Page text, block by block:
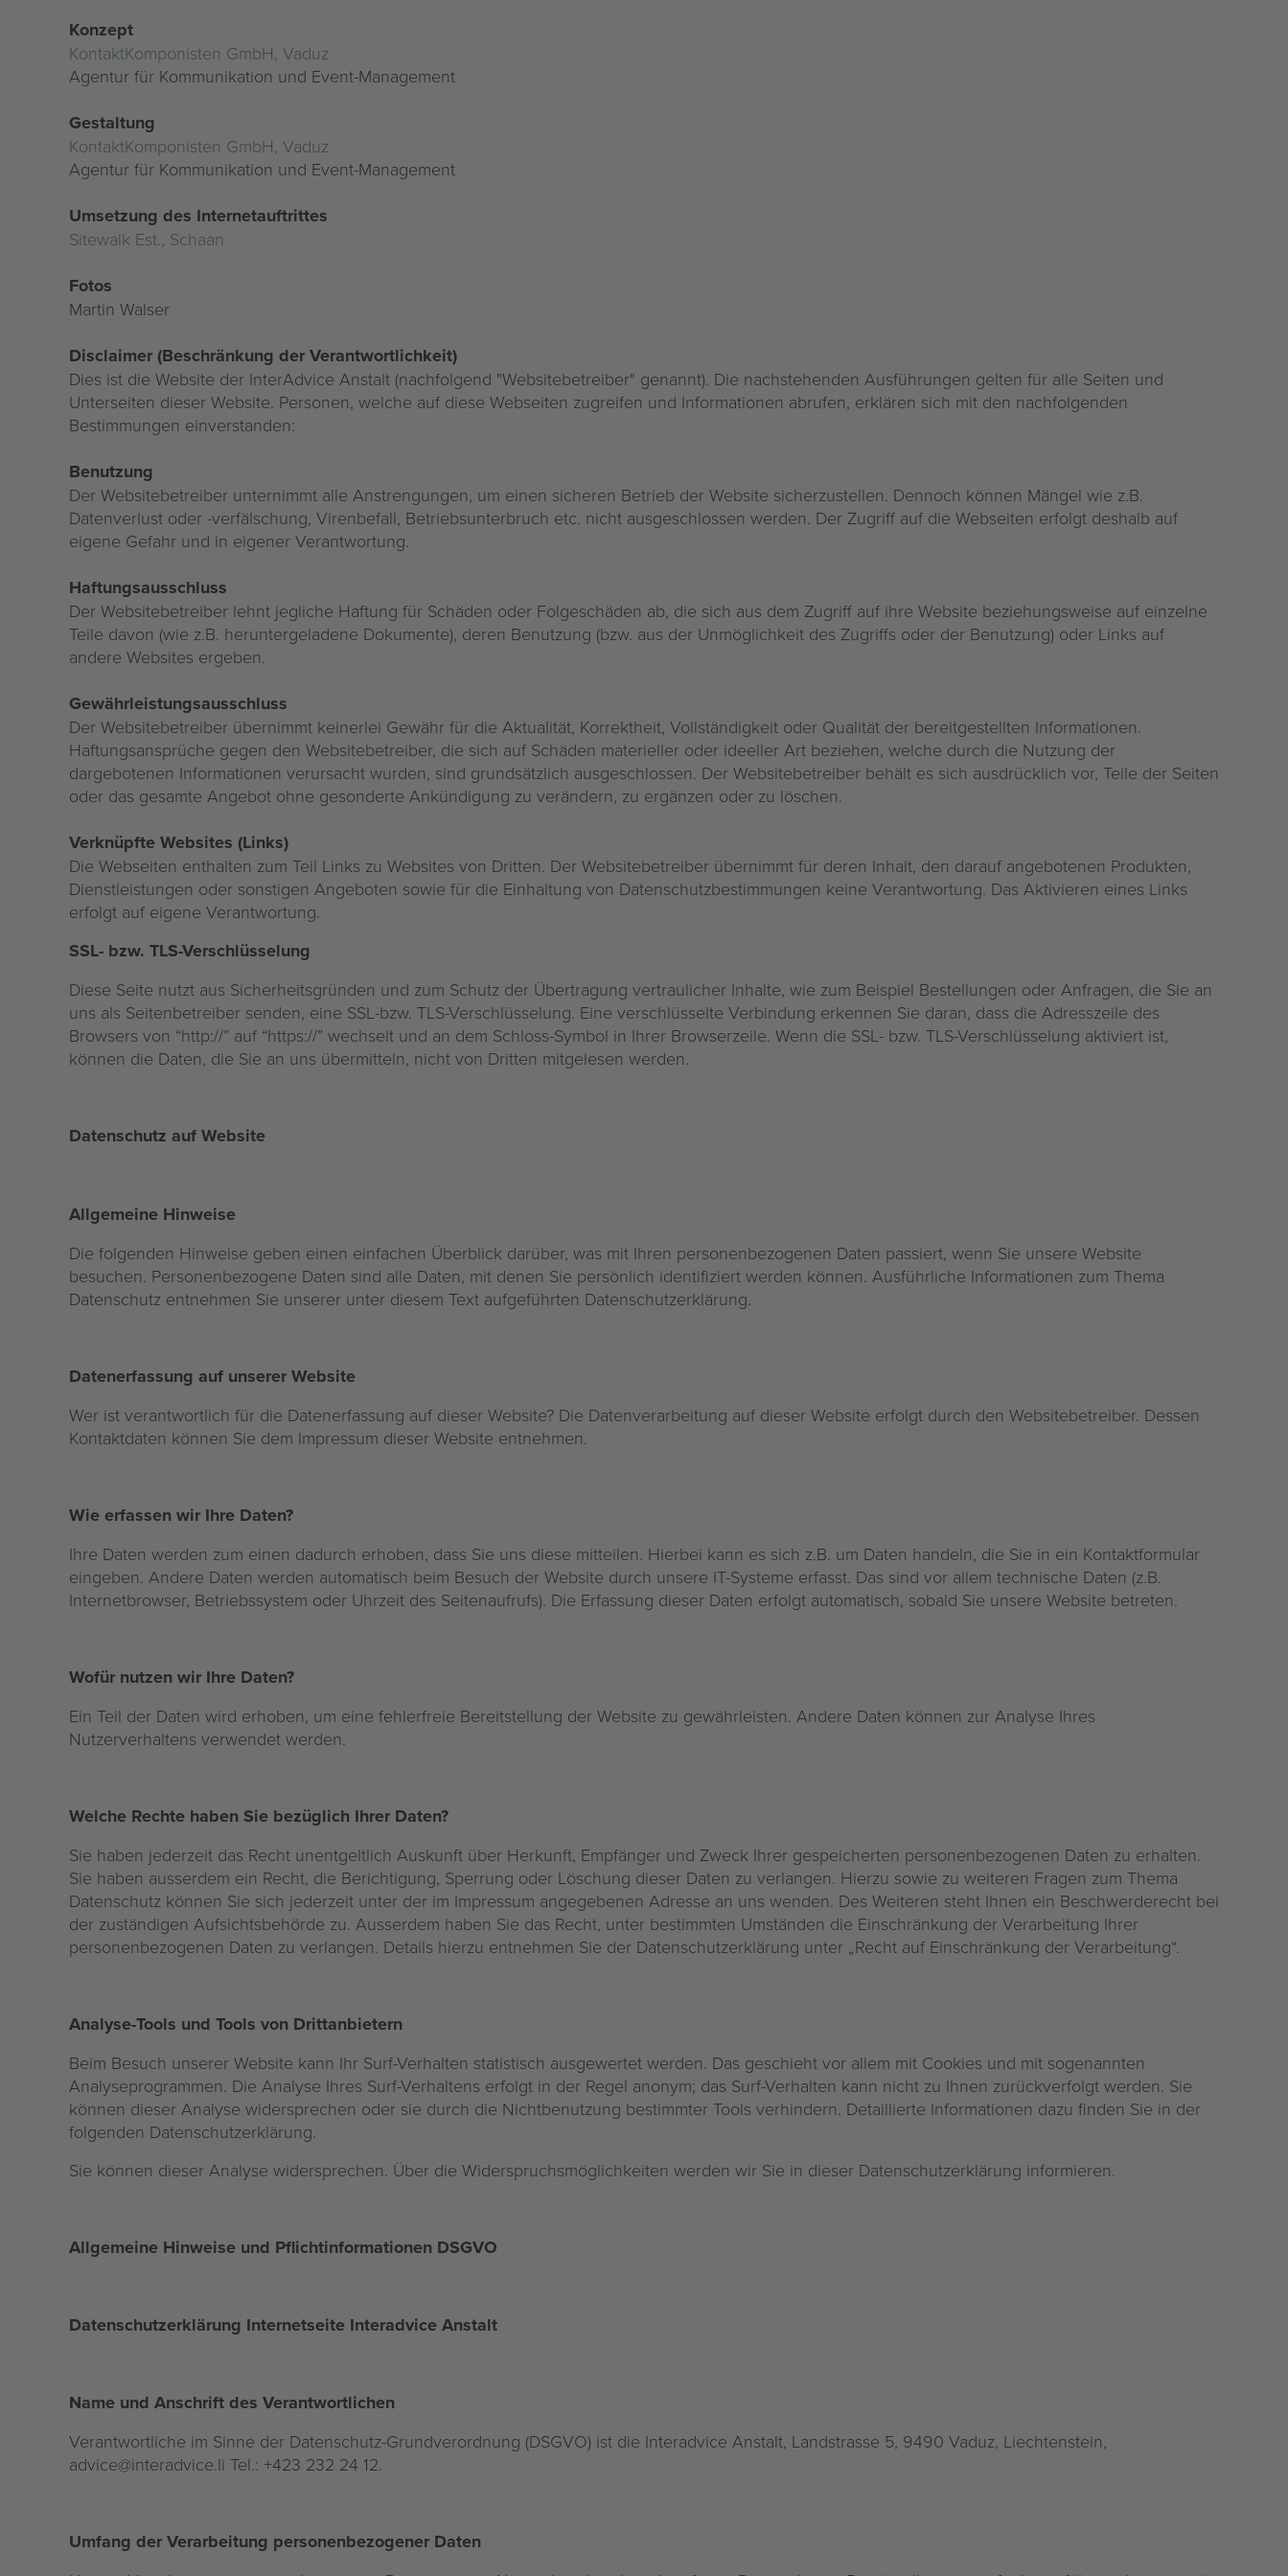
Konzept
KontaktKomponisten GmbH, Vaduz
Agentur für Kommunikation und Event-Management
Gestaltung
KontaktKomponisten GmbH, Vaduz
Agentur für Kommunikation und Event-Management
Umsetzung des Internetauftrittes
Sitewalk Est., Schaan
Fotos
Martin Walser
Disclaimer (Beschränkung der Verantwortlichkeit)
Dies ist die Website der InterAdvice Anstalt (nachfolgend "Websitebetreiber" genannt). Die nachstehenden Ausführungen gelten für alle Seiten und
Unterseiten dieser Website. Personen, welche auf diese Webseiten zugreifen und Informationen abrufen, erklären sich mit den nachfolgenden
Bestimmungen einverstanden:
Benutzung
Der Websitebetreiber unternimmt alle Anstrengungen, um einen sicheren Betrieb der Website sicherzustellen. Dennoch können Mängel wie z.B.
Datenverlust oder -verfälschung, Virenbefall, Betriebsunterbruch etc. nicht ausgeschlossen werden. Der Zugriff auf die Webseiten erfolgt deshalb auf
eigene Gefahr und in eigener Verantwortung.
Haftungsausschluss
Der Websitebetreiber lehnt jegliche Haftung für Schäden oder Folgeschäden ab, die sich aus dem Zugriff auf ihre Website beziehungsweise auf einzelne
Teile davon (wie z.B. heruntergeladene Dokumente), deren Benutzung (bzw. aus der Unmöglichkeit des Zugriffs oder der Benutzung) oder Links auf
andere Websites ergeben.
Gewährleistungsausschluss
Der Websitebetreiber übernimmt keinerlei Gewähr für die Aktualität, Korrektheit, Vollständigkeit oder Qualität der bereitgestellten Informationen.
Haftungsansprüche gegen den Websitebetreiber, die sich auf Schäden materieller oder ideeller Art beziehen, welche durch die Nutzung der
dargebotenen Informationen verursacht wurden, sind grundsätzlich ausgeschlossen. Der Websitebetreiber behält es sich ausdrücklich vor, Teile der Seiten
oder das gesamte Angebot ohne gesonderte Ankündigung zu verändern, zu ergänzen oder zu löschen.
Verknüpfte Websites (Links)
Die Webseiten enthalten zum Teil Links zu Websites von Dritten. Der Websitebetreiber übernimmt für deren Inhalt, den darauf angebotenen Produkten,
Dienstleistungen oder sonstigen Angeboten sowie für die Einhaltung von Datenschutzbestimmungen keine Verantwortung. Das Aktivieren eines Links
erfolgt auf eigene Verantwortung.
SSL- bzw. TLS-Verschlüsselung
Diese Seite nutzt aus Sicherheitsgründen und zum Schutz der Übertragung vertraulicher Inhalte, wie zum Beispiel Bestellungen oder Anfragen, die Sie an
uns als Seitenbetreiber senden, eine SSL-bzw. TLS-Verschlüsselung. Eine verschlüsselte Verbindung erkennen Sie daran, dass die Adresszeile des
Browsers von “http://” auf “https://” wechselt und an dem Schloss-Symbol in Ihrer Browserzeile. Wenn die SSL- bzw. TLS-Verschlüsselung aktiviert ist,
können die Daten, die Sie an uns übermitteln, nicht von Dritten mitgelesen werden.
Datenschutz auf Website
Allgemeine Hinweise
Die folgenden Hinweise geben einen einfachen Überblick darüber, was mit Ihren personenbezogenen Daten passiert, wenn Sie unsere Website
besuchen. Personenbezogene Daten sind alle Daten, mit denen Sie persönlich identifiziert werden können. Ausführliche Informationen zum Thema
Datenschutz entnehmen Sie unserer unter diesem Text aufgeführten Datenschutzerklärung.
Datenerfassung auf unserer Website
Wer ist verantwortlich für die Datenerfassung auf dieser Website? Die Datenverarbeitung auf dieser Website erfolgt durch den Websitebetreiber. Dessen
Kontaktdaten können Sie dem Impressum dieser Website entnehmen.
Wie erfassen wir Ihre Daten?
Ihre Daten werden zum einen dadurch erhoben, dass Sie uns diese mitteilen. Hierbei kann es sich z.B. um Daten handeln, die Sie in ein Kontaktformular
eingeben. Andere Daten werden automatisch beim Besuch der Website durch unsere IT-Systeme erfasst. Das sind vor allem technische Daten (z.B.
Internetbrowser, Betriebssystem oder Uhrzeit des Seitenaufrufs). Die Erfassung dieser Daten erfolgt automatisch, sobald Sie unsere Website betreten.
Wofür nutzen wir Ihre Daten?
Ein Teil der Daten wird erhoben, um eine fehlerfreie Bereitstellung der Website zu gewährleisten. Andere Daten können zur Analyse Ihres
Nutzerverhaltens verwendet werden.
Welche Rechte haben Sie bezüglich Ihrer Daten?
Sie haben jederzeit das Recht unentgeltlich Auskunft über Herkunft, Empfänger und Zweck Ihrer gespeicherten personenbezogenen Daten zu erhalten.
Sie haben ausserdem ein Recht, die Berichtigung, Sperrung oder Löschung dieser Daten zu verlangen. Hierzu sowie zu weiteren Fragen zum Thema
Datenschutz können Sie sich jederzeit unter der im Impressum angegebenen Adresse an uns wenden. Des Weiteren steht Ihnen ein Beschwerderecht bei
der zuständigen Aufsichtsbehörde zu. Ausserdem haben Sie das Recht, unter bestimmten Umständen die Einschränkung der Verarbeitung Ihrer
personenbezogenen Daten zu verlangen. Details hierzu entnehmen Sie der Datenschutzerklärung unter „Recht auf Einschränkung der Verarbeitung“.
Analyse-Tools und Tools von Drittanbietern
Beim Besuch unserer Website kann Ihr Surf-Verhalten statistisch ausgewertet werden. Das geschieht vor allem mit Cookies und mit sogenannten
Analyseprogrammen. Die Analyse Ihres Surf-Verhaltens erfolgt in der Regel anonym; das Surf-Verhalten kann nicht zu Ihnen zurückverfolgt werden. Sie
können dieser Analyse widersprechen oder sie durch die Nichtbenutzung bestimmter Tools verhindern. Detaillierte Informationen dazu finden Sie in der
folgenden Datenschutzerklärung.
Sie können dieser Analyse widersprechen. Über die Widerspruchsmöglichkeiten werden wir Sie in dieser Datenschutzerklärung informieren.
Allgemeine Hinweise und Pflichtinformationen DSGVO
Datenschutzerklärung Internetseite Interadvice Anstalt
Name und Anschrift des Verantwortlichen
Verantwortliche im Sinne der Datenschutz-Grundverordnung (DSGVO) ist die Interadvice Anstalt, Landstrasse 5, 9490 Vaduz, Liechtenstein,
advice@interadvice.li Tel.: +423 232 24 12.
Umfang der Verarbeitung personenbezogener Daten